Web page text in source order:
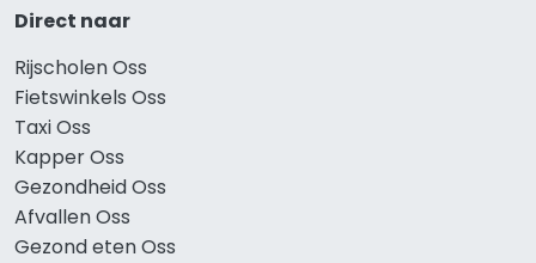
Direct naar
Rijscholen Oss
Fietswinkels Oss
Taxi Oss
Kapper Oss
Gezondheid Oss
Afvallen Oss
Gezond eten Oss